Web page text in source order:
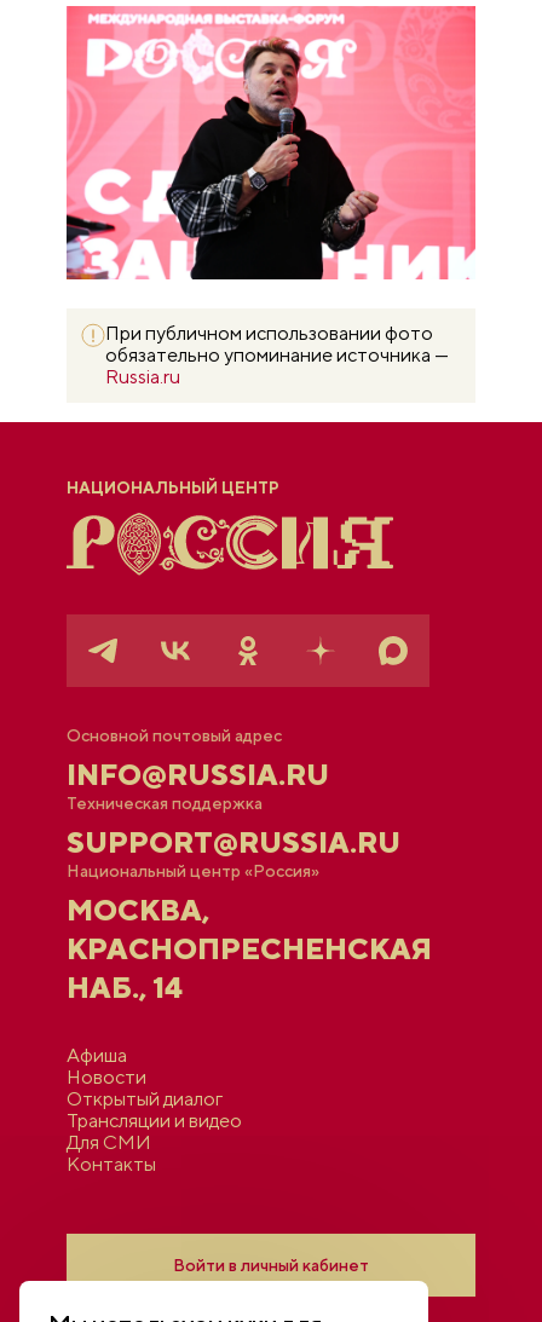
При публичном использовании фото
обязательно упоминание источника —
Russia.ru
НАЦИОНАЛЬНЫЙ ЦЕНТР
Основной почтовый адрес
INFO@RUSSIA.RU
Техническая поддержка
SUPPORT@RUSSIA.RU
Национальный центр «Россия»
МОСКВА,
КРАСНОПРЕСНЕНСКАЯ
НАБ., 14
Афиша
Новости
Открытый диалог
Трансляции и видео
Для СМИ
Контакты
Войти в личный кабинет